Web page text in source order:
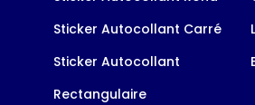
Sticker Autocollant Carré
Sticker Autocollant
Rectangulaire